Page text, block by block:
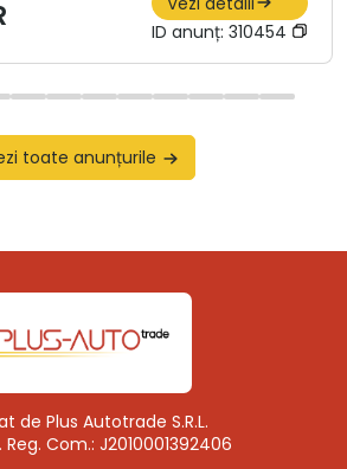
ID anunț: 310454
toate anunțurile
de Plus Autotrade S.R.L.
Reg. Com.: J2010001392406